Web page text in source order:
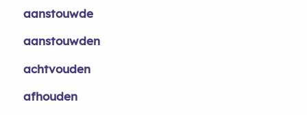
aanstouwde
aanstouwden
achtvouden
afhouden